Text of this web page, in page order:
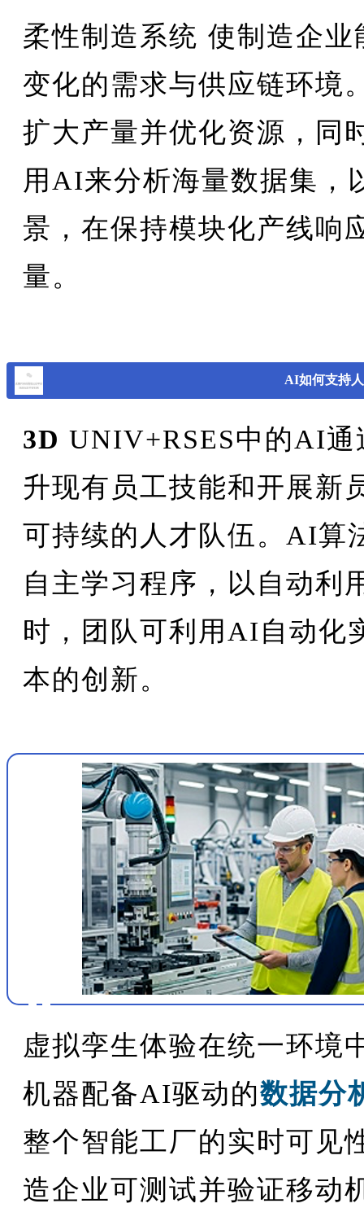
柔性制造系统 使制造企业
变化的需求与供应链环境
扩大产量并优化资源，同
用AI来分析海量数据集，
景，在保持模块化产线响
量。
AI如何支持
3D UNIV+RSES中的AI
升现有员工技能和开展新
可持续的人才队伍。AI算
自主学习程序，以自动利
时，团队可利用AI自动化
本的创新。
虚拟孪生体验在统一环境
机器配备AI驱动的数据分
整个智能工厂的实时可见
造企业可测试并验证移动